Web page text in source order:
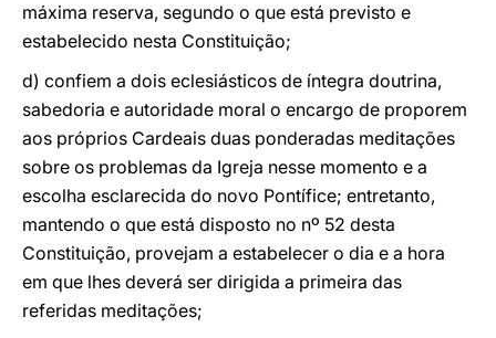
máxima reserva, segundo o que está previsto e
estabelecido nesta Constituição;
d) confiem a dois eclesiásticos de íntegra doutrina,
sabedoria e autoridade moral o encargo de proporem
aos próprios Cardeais duas ponderadas meditações
sobre os problemas da Igreja nesse momento e a
escolha esclarecida do novo Pontífice; entretanto,
mantendo o que está disposto no nº 52 desta
Constituição, provejam a estabelecer o dia e a hora
em que lhes deverá ser dirigida a primeira das
referidas meditações;